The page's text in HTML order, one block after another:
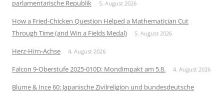
parlamentarische Republik
5. August 2026
How a Fried-Chicken Question Helped a Mathematician Cut
Through Time (and Win a Fields Medal)
5. August 2026
Herz-Hirn-Achse 4. August 2026
Falcon 9-Oberstufe 2025-010D: Mondimpakt am 5.8. 4. August 2026
Blume & Ince 60: Japanische Zivilreligion und bundesdeutsche